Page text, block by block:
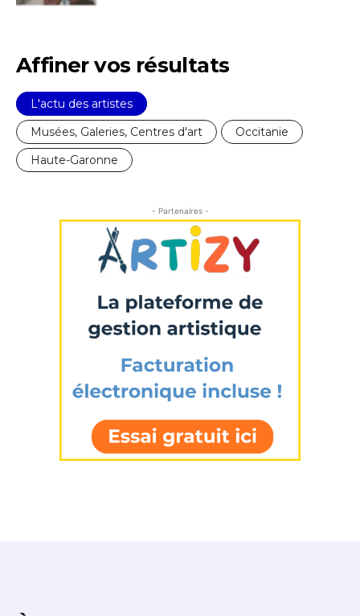
Prénom
Statut / Organisation
* Champ obligatoire
Adresse email*
Nom
Prénom
Statut / Organisation
J'accepte lestermes et conditions
* Champ obligatoire
Affiner vos résultats
L'actu des artistes
Musées, Galeries, Centres d'art
Occitanie
Haute-Garonne
- Partenaires -